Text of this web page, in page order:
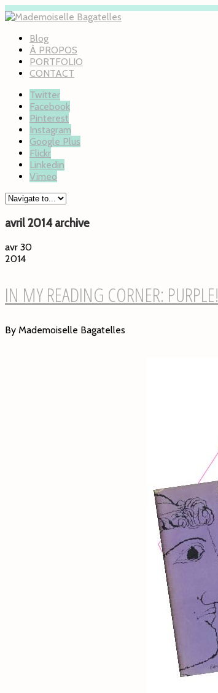
Blog
À PROPOS
PORTFOLIO
CONTACT
Twitter
Facebook
Pinterest
Instagram
Google Plus
Flickr
Linkedin
Vimeo
avril 2014 archive
avr 30
2014
IN MY READING CORNER: PURPLE!
By Mademoiselle Bagatelles